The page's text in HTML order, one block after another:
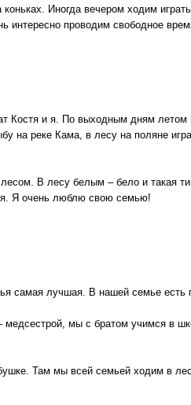
Иногда вечером ходим
интересно проводим свободное
Костя и я. По выходным дням
на реке Кама, в лесу на поляне
В лесу белым – бело и такая
Я очень люблю свою семью!
самая лучшая. В нашей семье есть
медсестрой, мы с братом учимся в
Там мы всей семьей ходим в